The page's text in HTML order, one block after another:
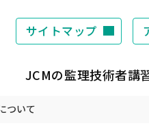
サイトマップ
JCMの監理技術者講
ついて